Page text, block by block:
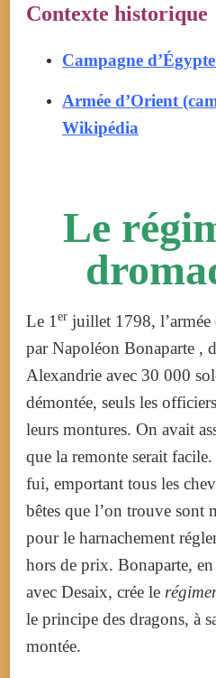
Contexte historique
Campagne
Armée d’Orient
Wikipédia
Le
Le 1 er juillet 1798,
par Napoléon Bonaparte ,
Alexandrie avec 30 000
démontée, seuls les
leurs montures. On avait
que la remonte serait
fui, emportant tous les
bêtes que l’on trouve sont
pour le harnachement
hors de prix. Bonaparte,
avec Desaix, crée le
le principe des dragons, à
montée.